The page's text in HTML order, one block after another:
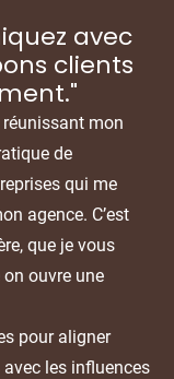
avec
clients
réunissant mon
de
qui me
agence. C’est
que je vous
ouvre une
pour aligner
les influences